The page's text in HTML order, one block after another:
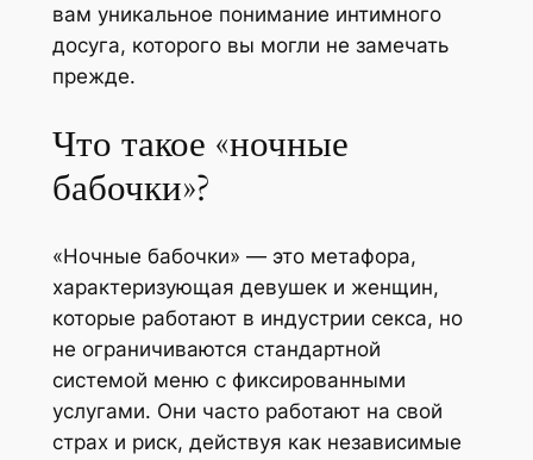
вам уникальное понимание интимного
досуга, которого вы могли не замечать
прежде.
Что такое «ночные
бабочки»?
«Ночные бабочки» — это метафора,
характеризующая девушек и женщин,
которые работают в индустрии секса, но
не ограничиваются стандартной
системой меню с фиксированными
услугами. Они часто работают на свой
страх и риск, действуя как независимые